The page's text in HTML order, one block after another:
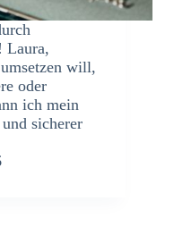
Laura,
will,
oder
ich mein
sicherer